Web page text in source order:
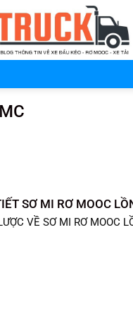
SƠ MI RƠ MOOC
VỀ SƠ MI RƠ MOOC